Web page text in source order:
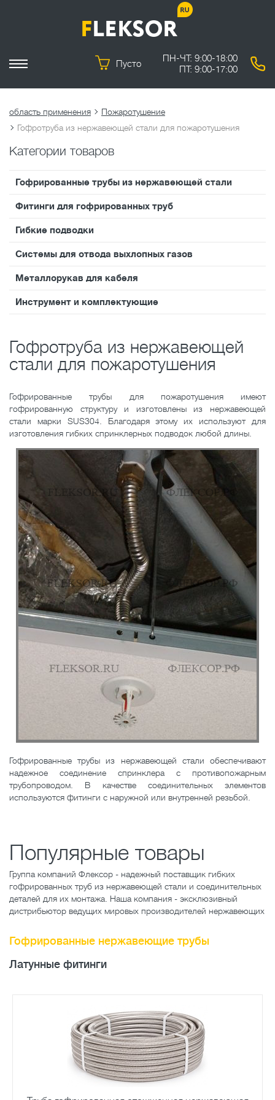
Пусто
ПН-ЧТ: 9:00-18:00
ПТ: 9:00-17:00
область применения
Пожаротушение
Гофротруба из нержавеющей стали для пожаротушения
Категории товаров
Гофрированные трубы из нержавеющей стали
Фитинги для гофрированных труб
Гибкие подводки
Системы для отвода выхлопных газов
Металлорукав для кабеля
Инструмент и комплектующие
Гофротруба из нержавеющей
стали для пожаротушения
Гофрированные трубы для пожаротушения имеют
гофрированную структуру и изготовлены из нержавеющей
стали марки SUS304. Благодаря этому их используют для
изготовления гибких спринклерных подводок любой длины.
Гофрированные трубы из нержавеющей стали обеспечивают
надежное соединение спринклера с противопожарным
трубопроводом. В качестве соединительных элементов
используются фитинги с наружной или внутренней резьбой.
Популярные товары
Группа компаний Флексор - надежный поставщик гибких
гофрированных труб из нержавеющей стали и соединительных
деталей для их монтажа. Наша компания - эксклюзивный
дистрибьютор ведущих мировых производителей нержавеющих
Гофрированные нержавеющие трубы
Латунные фитинги